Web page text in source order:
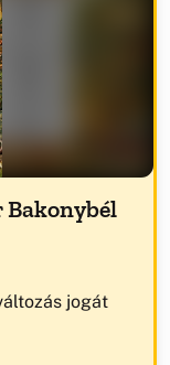
Bakonybél
jogát